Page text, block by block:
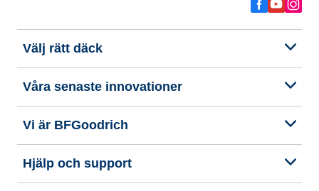
Välj rätt däck
Våra senaste innovationer
Vi är BFGoodrich
Hjälp och support